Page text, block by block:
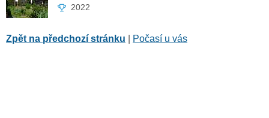
2022
Zpět na předchozí stránku Počasí u vás